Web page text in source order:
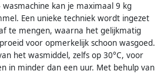
wasmachine kan je maximaal 9 kg
Een unieke techniek wordt ingezet
te mengen, waarna het gelijkmatig
voor opmerkelijk schoon wasgoed.
het wasmiddel, zelfs op 30°C, voor
in minder dan een uur. Met behulp van